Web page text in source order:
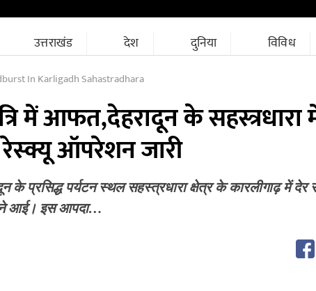
उत्तराखंड देश दुनिया विविध
In Karligadh Sahastradhara
में आफत,देहरादून के
ऑपरेशन जारी
के प्रसिद्ध पर्यटन स्थल सहस्त्रधारा क्षेत्र के कारलीगाढ़ में देर
आई। इस आपदा…